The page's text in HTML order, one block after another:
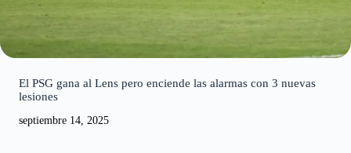
El PSG gana al Lens pero enciende las alarmas con 3 nuevas
lesiones
septiembre 14, 2025